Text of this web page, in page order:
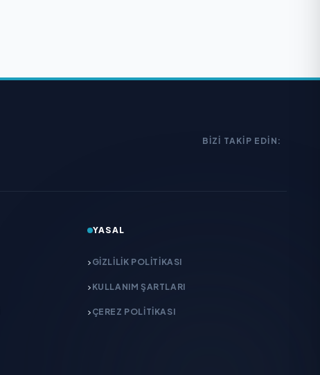
BIZI TAKIP EDIN:
YASAL
GIZLILIK POLITIKASI
KULLANIM ŞARTLARI
ÇEREZ POLITIKASI